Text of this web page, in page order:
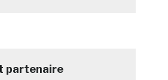
partenaire